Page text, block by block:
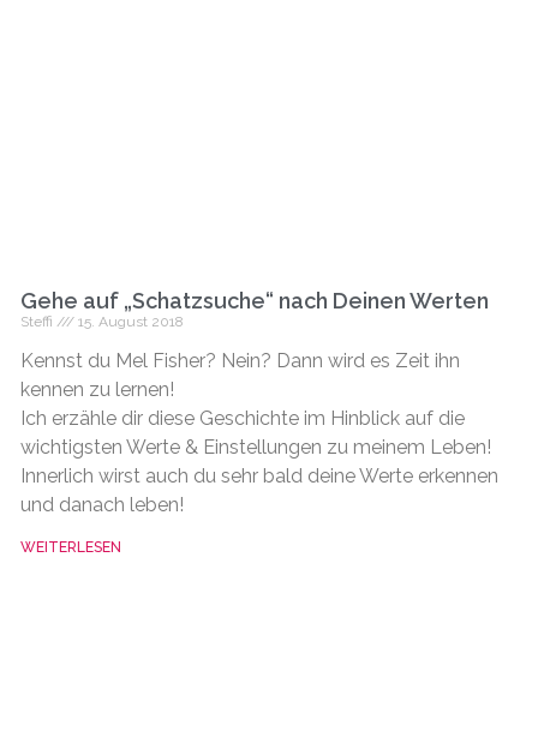
Gehe auf „Schatzsuche“ nach Deinen Werten
Steffi 15. August 2018
Kennst du Mel Fisher? Nein? Dann wird es Zeit ihn
kennen zu lernen!
Ich erzähle dir diese Geschichte im Hinblick auf die
wichtigsten Werte & Einstellungen zu meinem Leben!
Innerlich wirst auch du sehr bald deine Werte erkennen
und danach leben!
WEITERLESEN